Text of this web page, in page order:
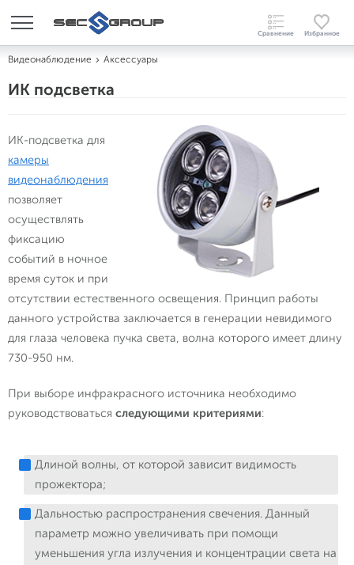
Видеонаблюдение Аксессуары
ИК подсветка
ИК-подсветка для
камеры
видеонаблюдения
позволяет
осуществлять
фиксацию
событий в ночное
время суток и при
отсутствии естественного освещения. Принцип работы
данного устройства заключается в генерации невидимого
для глаза человека пучка света, волна которого имеет длину
730-950 нм.
При выборе инфракрасного источника необходимо
руководствоваться следующими критериями:
Длиной волны, от которой зависит видимость
прожектора;
Дальностью распространения свечения. Данный
параметр можно увеличивать при помощи
уменьшения угла излучения и концентрации света на